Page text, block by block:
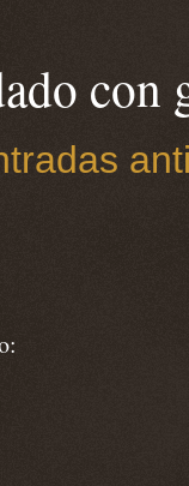
con